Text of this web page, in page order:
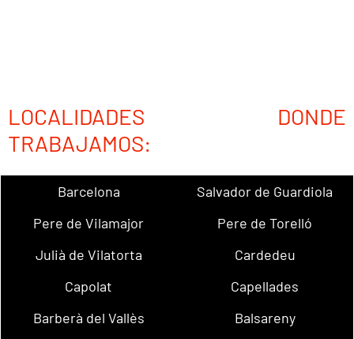
LOCALIDADES DONDE
TRABAJAMOS:
Barcelona
Salvador de Guardiola
Pere de Vilamajor
Pere de Torelló
Julià de Vilatorta
Cardedeu
Capolat
Capellades
Barberà del Vallès
Balsareny